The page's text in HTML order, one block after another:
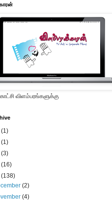
விளம்பரங்களுக்கு
(1)
(1)
(3)
(16)
(138)
(2)
(4)